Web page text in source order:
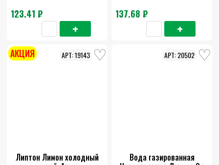
123.41 ₽ 137.68 ₽
Липтон Лимон холодный
19143
АКЦИЯ
Вода газированная
20502